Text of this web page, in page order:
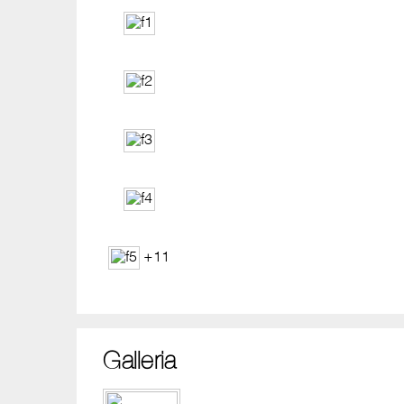
+11
Galleria